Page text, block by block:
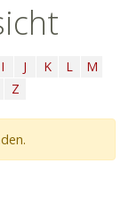
I J K L
M
Z